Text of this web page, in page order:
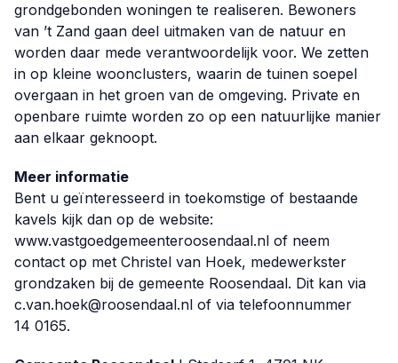
grondgebonden woningen te realiseren. Bewoners
van ’t Zand gaan deel uitmaken van de natuur en
worden daar mede verantwoordelijk voor. We zetten
in op kleine woonclusters, waarin de tuinen soepel
overgaan in het groen van de omgeving. Private en
openbare ruimte worden zo op een natuurlijke manier
aan elkaar geknoopt.
Meer informatie
Bent u geïnteresseerd in toekomstige of bestaande
kavels kijk dan op de website:
www.vastgoedgemeenteroosendaal.nl of neem
contact op met Christel van Hoek, medewerkster
grondzaken bij de gemeente Roosendaal. Dit kan via
c.van.hoek@roosendaal.nl of via telefoonnummer
14 0165.